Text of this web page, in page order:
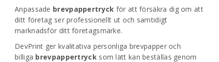
Anpassade brevpappertryck för att försäkra dig om att
ditt företag ser professionellt ut och samtidigt
marknadsför ditt företagsmärke.
DevPrint ger kvalitativa personliga brevpapper och
billiga brevpappertryck som lätt kan beställas genom